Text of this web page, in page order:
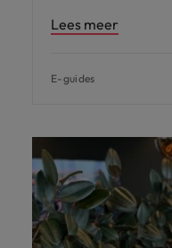
Lees meer
E-guides